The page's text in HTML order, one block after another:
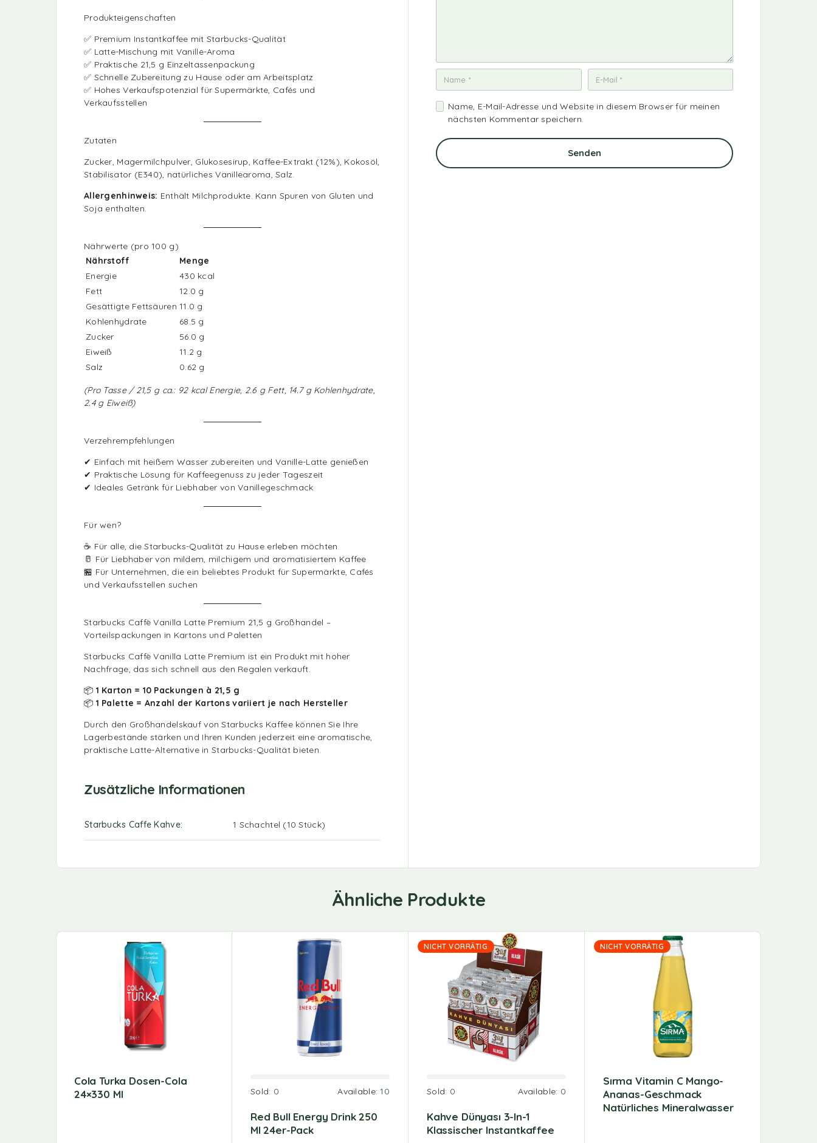
Produkteigenschaften
✅ Premium Instantkaffee mit Starbucks-Qualität
✅ Latte-Mischung mit Vanille-Aroma
✅ Praktische 21,5 g Einzeltassenpackung
✅ Schnelle Zubereitung zu Hause oder am Arbeitsplatz
✅ Hohes Verkaufspotenzial für Supermärkte, Cafés und
Verkaufsstellen
Zutaten
Zucker, Magermilchpulver, Glukosesirup, Kaffee-Extrakt (12%), Kokosöl,
Stabilisator (E340), natürliches Vanillearoma, Salz.
Allergenhinweis: Enthält Milchprodukte. Kann Spuren von Gluten und
Soja enthalten.
Nährwerte (pro 100 g)
Nährstoff
Menge
Energie
430 kcal
Fett
12.0 g
Gesättigte Fettsäuren 11.0 g
Kohlenhydrate
68.5 g
Zucker
56.0 g
Eiweiß
11.2 g
Salz
0.62 g
(Pro Tasse / 21,5 g ca.: 92 kcal Energie, 2.6 g Fett, 14.7 g Kohlenhydrate,
2.4 g Eiweiß)
Verzehrempfehlungen
✔ Einfach mit heißem Wasser zubereiten und Vanille-Latte genießen
✔ Praktische Lösung für Kaffeegenuss zu jeder Tageszeit
✔ Ideales Getränk für Liebhaber von Vanillegeschmack
Für wen?
☕ Für alle, die Starbucks-Qualität zu Hause erleben möchten
🥛 Für Liebhaber von mildem, milchigem und aromatisiertem Kaffee
🏪 Für Unternehmen, die ein beliebtes Produkt für Supermärkte, Cafés
und Verkaufsstellen suchen
Starbucks Caffè Vanilla Latte Premium 21,5 g Großhandel –
Vorteilspackungen in Kartons und Paletten
Starbucks Caffè Vanilla Latte Premium ist ein Produkt mit hoher
Nachfrage, das sich schnell aus den Regalen verkauft.
📦 1 Karton = 10 Packungen à 21,5 g
📦 1 Palette = Anzahl der Kartons variiert je nach Hersteller
Durch den Großhandelskauf von Starbucks Kaffee können Sie Ihre
Lagerbestände stärken und Ihren Kunden jederzeit eine aromatische,
praktische Latte-Alternative in Starbucks-Qualität bieten.
Zusätzliche Informationen
Starbucks Caffe Kahve 1 Schachtel (10 Stück)
Name, E-Mail-Adresse und Website in diesem Browser für meinen
nächsten Kommentar speichern.
Ähnliche Produkte
Cola Turka Dosen-Cola
24×330 Ml
Sold: 0 Available:10
Red Bull Energy Drink 250
Ml 24er-Pack
NICHT VORRÄTIG
Sold: 0 Available: 0
Kahve Dünyası 3-In-1
Klassischer Instantkaffee
NICHT VORRÄTIG
Sırma Vitamin C Mango-
Ananas-Geschmack
Natürliches Mineralwasser